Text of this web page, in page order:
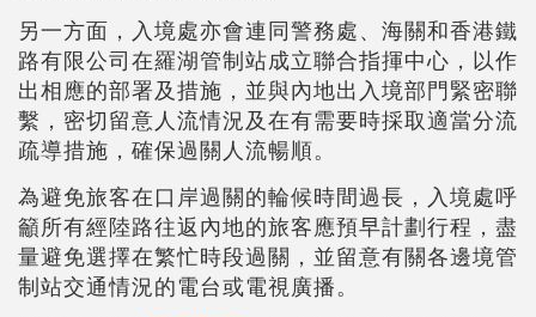
另一方面，入境處亦會連同警務處、海關和香港鐵
路有限公司在羅湖管制站成立聯合指揮中心，以作
出相應的部署及措施，並與內地出入境部門緊密聯
繫，密切留意人流情況及在有需要時採取適當分流
疏導措施，確保過關人流暢順。
為避免旅客在口岸過關的輪候時間過長，入境處呼
籲所有經陸路往返內地的旅客應預早計劃行程，盡
量避免選擇在繁忙時段過關，並留意有關各邊境管
制站交通情況的電台或電視廣播。